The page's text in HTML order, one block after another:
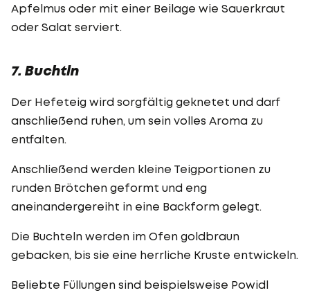
Apfelmus oder mit einer Beilage wie Sauerkraut
oder Salat serviert.
7. Buchtln
Der Hefeteig wird sorgfältig geknetet und darf
anschließend ruhen, um sein volles Aroma zu
entfalten.
Anschließend werden kleine Teigportionen zu
runden Brötchen geformt und eng
aneinandergereiht in eine Backform gelegt.
Die Buchteln werden im Ofen goldbraun
gebacken, bis sie eine herrliche Kruste entwickeln.
Beliebte Füllungen sind beispielsweise Powidl